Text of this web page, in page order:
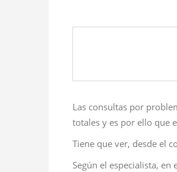
Las consultas por
totales y es por ello que
Tiene que ver, desde el
Según el especialista,